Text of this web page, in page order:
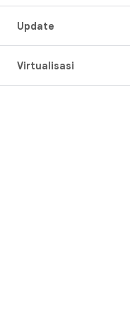
Update
Virtualisasi